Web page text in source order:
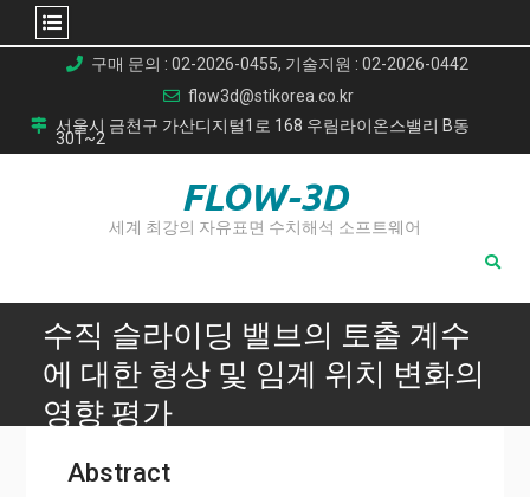
content
구매 문의 : 02-2026-0455, 기술지원 : 02-2026-0442
flow3d@stikorea.co.kr
서울시 금천구 가산디지털1로 168 우림라이온스밸리 B동
301~2
FLOW-3D
세계 최강의 자유표면 수치해석 소프트웨어
수직 슬라이딩 밸브의 토출 계수
에 대한 형상 및 임계 위치 변화의
영향 평가
수직 슬라이딩 밸브의 토출 계수에 대한 형상 및 임계 위치 변
Abstract